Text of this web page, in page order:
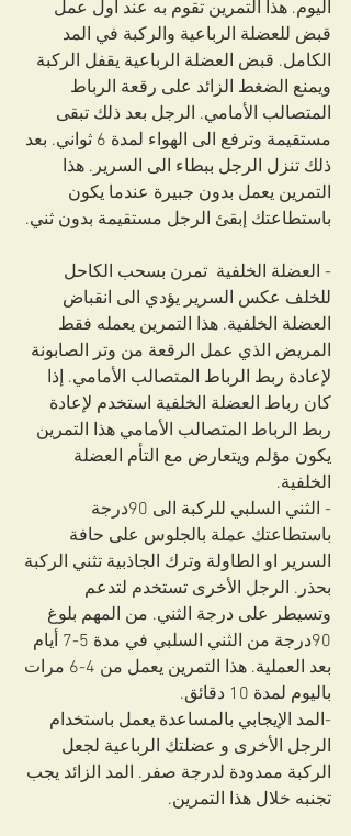
اليوم. هذا التمرين تقوم به عند أول عمل
قبض للعضلة الرباعية والركبة في المد
الكامل. قبض العضلة الرباعية يقفل الركبة
ويمنع الضغط الزائد على رقعة الرباط
المتصالب الأمامي. الرجل بعد ذلك تبقى
مستقيمة وترفع الى الهواء لمدة 6 ثواني. بعد
ذلك تنزل الرجل ببطاء الى السرير. هذا
التمرين يعمل بدون جبيرة عندما يكون
باستطاعتك إبقئ الرجل مستقيمة بدون ثني.
- العضلة الخلفية  تمرن بسحب الكاحل
للخلف عكس السرير يؤدي الى انقباض
العضلة الخلفية. هذا التمرين يعمله فقط
المريض الذي عمل الرقعة من وتر الصابونة
لإعادة ربط الرباط المتصالب الأمامي. إذا
كان رباط العضلة الخلفية استخدم لإعادة
ربط الرباط المتصالب الأمامي هذا التمرين
يكون مؤلم ويتعارض مع التأم العضلة
الخلفية.
- الثني السلبي للركبة الى 90درجة
باستطاعتك عملة بالجلوس على حافة
السرير او الطاولة وترك الجاذبية تثني الركبة
بحذر. الرجل الأخرى تستخدم لتدعم
وتسيطر على درجة الثني. من المهم بلوغ
90درجة من الثني السلبي في مدة 5-7 أيام
بعد العملية. هذا التمرين يعمل من 4-6 مرات
باليوم لمدة 10 دقائق.
-المد الإيجابي بالمساعدة يعمل باستخدام
الرجل الأخرى و عضلتك الرباعية لجعل
الركبة ممدودة لدرجة صفر. المد الزائد يجب
تجنبه خلال هذا التمرين.